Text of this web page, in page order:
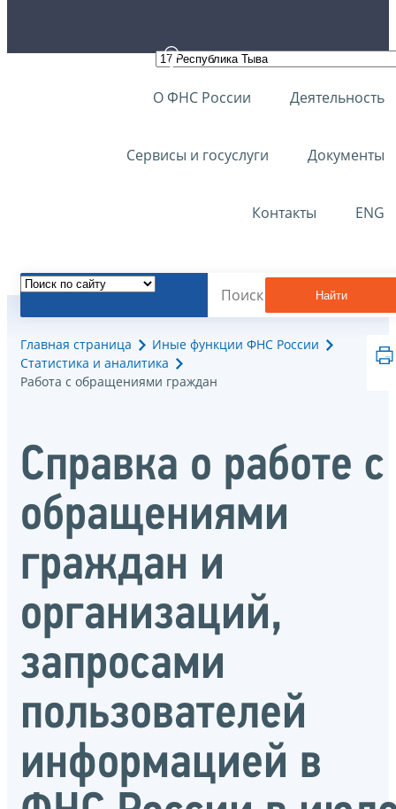
О ФНС России Деятельность
Сервисы и госуслуги Документы
Контакты ENG
Найти
Главная страница
Иные функции ФНС России
Статистика и аналитика
Работа с обращениями граждан
Справка о работе с
обращениями
граждан и
организаций,
запросами
пользователей
информацией в